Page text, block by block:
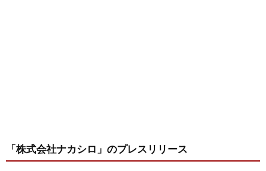
「株式会社ナカシロ」 のプレスリリース